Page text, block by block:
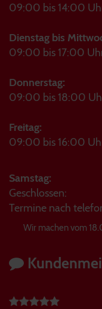
09:00 bis 14:00
Dienstag bis
09:00 bis 17:00
Donnerstag:
09:00 bis 18:00
Freitag:
09:00 bis 16:00
Samstag:
Geschlossen:
Termine nach
Wir machen vom